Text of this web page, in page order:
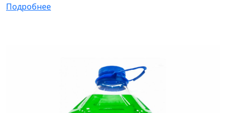
Подробнее